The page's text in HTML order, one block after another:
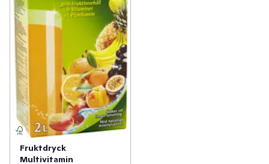
Fruktdryck
Multivitamin